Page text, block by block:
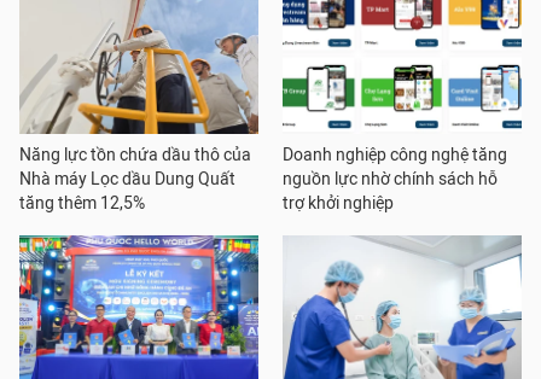
Năng lực tồn chứa dầu thô của
Nhà máy Lọc dầu Dung Quất
tăng thêm 12,5%
Doanh nghiệp công nghệ tăng
nguồn lực nhờ chính sách hỗ
trợ khởi nghiệp